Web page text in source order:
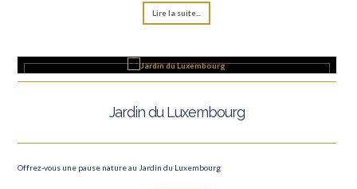
Lire la suite...
Jardin du Luxembourg
Offrez-vous une pause nature au Jardin du Luxembourg